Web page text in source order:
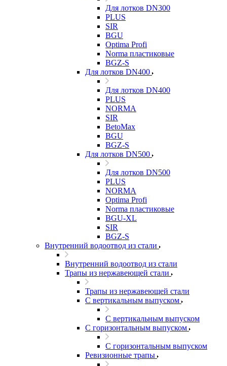
Для лотков DN300
PLUS
SIR
BGU
Optima Profi
Norma пластиковые
BGZ-S
Для лотков DN400
Для лотков DN400
PLUS
NORMA
SIR
BetoMax
BGU
BGZ-S
Для лотков DN500
Для лотков DN500
PLUS
NORMA
Optima Profi
Norma пластиковые
BGU-XL
SIR
BGZ-S
Внутренний водоотвод из стали
Внутренний водоотвод из стали
Трапы из нержавеющей стали
Трапы из нержавеющей стали
С вертикальным выпуском
С вертикальным выпуском
С горизонтальным выпуском
С горизонтальным выпуском
Ревизионные трапы